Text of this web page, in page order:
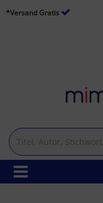
*Versand Gratis